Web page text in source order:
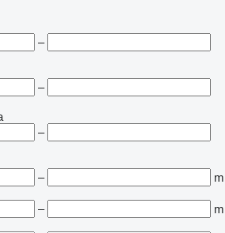
–
–
–
–
m
–
m